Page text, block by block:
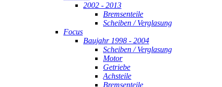
2002 - 2013
Bremsenteile
Scheiben / Verglasung
Focus
Baujahr 1998 - 2004
Scheiben / Verglasung
Motor
Getriebe
Achsteile
Bremsenteile